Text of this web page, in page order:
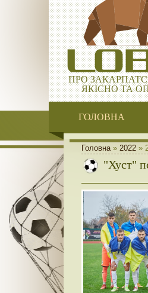
ПРО
ЯКІСНО ТА
ГОЛОВНА
Головна» 2022 »
"Хуст"